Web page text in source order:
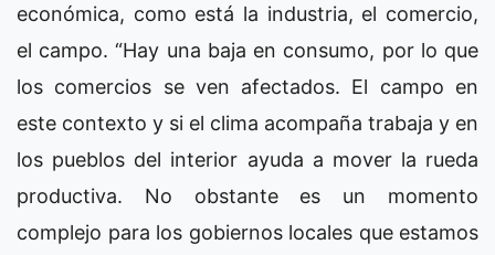
económica, como está la industria, el comercio,
el campo. “Hay una baja en consumo, por lo que
los comercios se ven afectados. El campo en
este contexto y si el clima acompaña trabaja y en
los pueblos del interior ayuda a mover la rueda
productiva. No obstante es un momento
complejo para los gobiernos locales que estamos